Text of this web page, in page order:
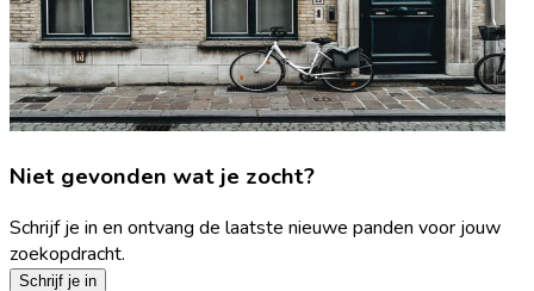
Niet gevonden wat je zocht?
Schrijf je in en ontvang de laatste nieuwe panden voor jouw
zoekopdracht.
Schrijf je in